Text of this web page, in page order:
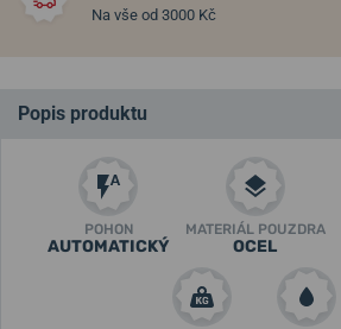
Na vše od 3000 Kč
Popis produktu
POHON
AUTOMATICKÝ
MATERIÁL POUZDRA
OCEL